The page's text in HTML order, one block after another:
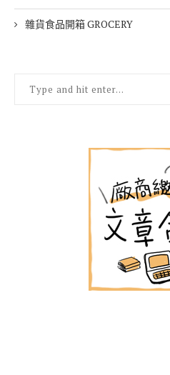
美術館。公園 Art&Park
雜貨食品開箱 GROCERY